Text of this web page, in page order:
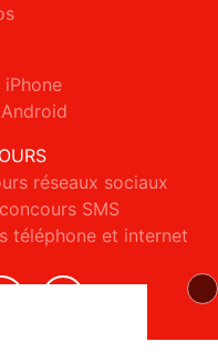
iPhone
réseaux sociaux
SMS
téléphone et internet